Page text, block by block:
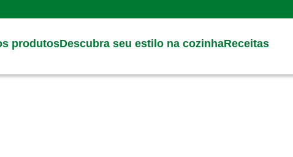
produtosDescubra seu estilo na cozinhaReceitas